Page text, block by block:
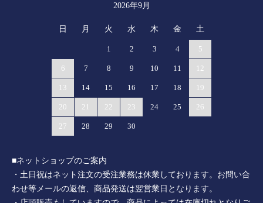
2026年9月
日 月 火 水 木 金 土
1 2 3 4 5
6 7 8 9 10 11 12
13 14 15 16 17 18 19
20 21 22 23 24 25 26
27 28 29 30
■ネットショップのご案内
・土日祝はネット注文の受注業務は休業しております。お問い合
わせ等メールの返信、商品発送は翌営業日となります。